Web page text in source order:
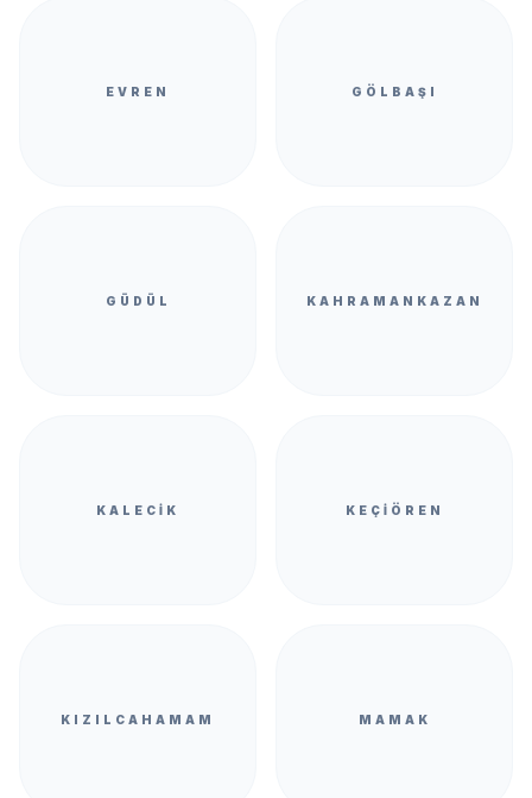
EVREN GÖLBAŞI
GÜDÜL KAHRAMANKAZAN
KALECIK KEÇIÖREN
KIZILCAHAMAM MAMAK